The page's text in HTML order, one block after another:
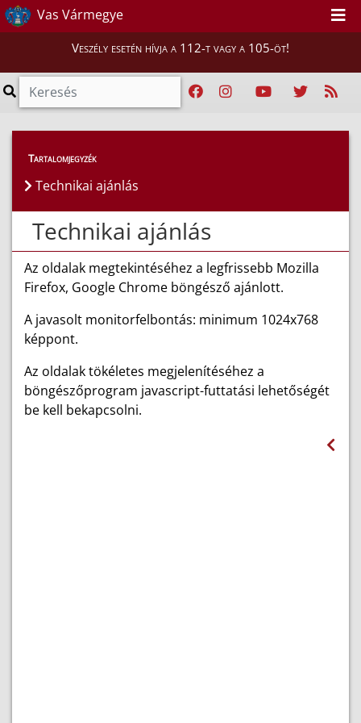
Vas Vármegye
Veszély esetén hívja a 112-t vagy a 105-öt!
Tartalomjegyzék
Technikai ajánlás
Technikai ajánlás
Az oldalak megtekintéséhez a legfrissebb Mozilla
Firefox, Google Chrome böngésző ajánlott.
A javasolt monitorfelbontás: minimum 1024x768
képpont.
Az oldalak tökéletes megjelenítéséhez a
böngészőprogram javascript-futtatási lehetőségét
be kell bekapcsolni.